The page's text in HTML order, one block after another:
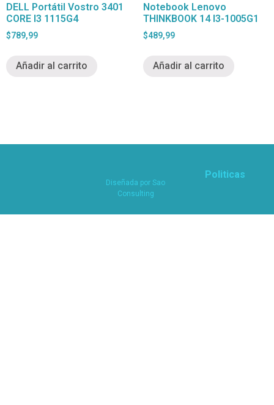
DELL Portátil Vostro 3401
CORE I3 1115G4
$789,99
Añadir al carrito
Notebook Lenovo
THINKBOOK 14 I3-1005G1
$489,99
Añadir al carrito
Diseñada por Sao
Consulting
Politicas